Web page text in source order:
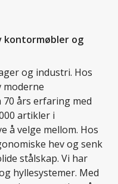
kontormøbler og
og industri. Hos
moderne
års erfaring med
artikler i
å velge mellom. Hos
hev og senk
stålskap. Vi har
hyllesystemer. Med